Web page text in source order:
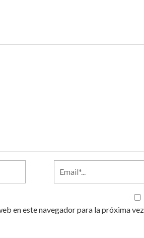
en este navegador para la próxima